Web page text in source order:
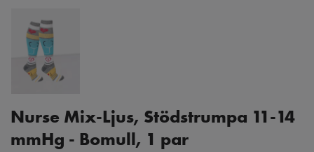
Nurse Mix-Ljus, Stödstrumpa 11-14
mmHg - Bomull, 1 par